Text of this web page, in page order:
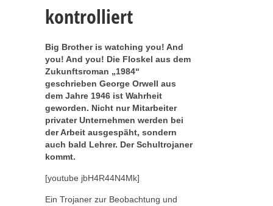
kontrolliert
Big Brother is watching you! And
you! And you! Die Floskel aus dem
Zukunftsroman „1984“
geschrieben George Orwell aus
dem Jahre 1946 ist Wahrheit
geworden. Nicht nur Mitarbeiter
privater Unternehmen werden bei
der Arbeit ausgespäht, sondern
auch bald Lehrer. Der Schultrojaner
kommt.
[youtube jbH4R44N4Mk]
Ein Trojaner zur Beobachtung und